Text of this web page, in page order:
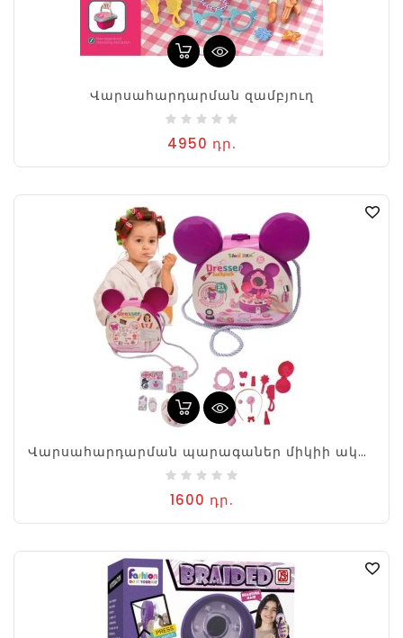
Վարսահարդարման զամբյուղ
4950 դր.
Վարսահարդարման պարագաներ միկիի ականջներով
1600 դր.